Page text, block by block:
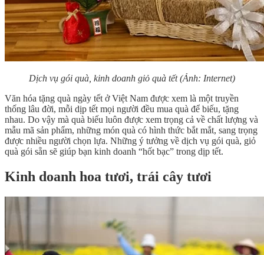
Dịch vụ gói quà, kinh doanh giỏ quà tết(Ảnh: Internet)
Văn hóa tặng quà ngày tết ở Việt Nam được xem là một truyền
thống lâu đời, mỗi dịp tết mọi người đều mua quà để biếu, tặng
nhau. Do vậy mà quà biếu luôn được xem trọng cả về chất lượng và
mẫu mã sản phẩm, những món quà có hình thức bắt mắt, sang trọng
được nhiều người chọn lựa. Những ý tưởng về dịch vụ gói quà, giỏ
quà gói sẵn sẽ giúp bạn kinh doanh “hốt bạc” trong dịp tết.
Kinh doanh hoa tươi, trái cây tươi